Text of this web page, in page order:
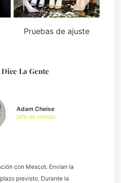
Pruebas de ajuste
La Gente
con Mescot. Envían la
previsto. Durante la
Adam Cheise
Jefe de ventas